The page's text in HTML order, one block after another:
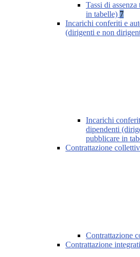
Tassi di
in tabelle) 7
Incarichi conferiti e
(dirigenti e non
Incarichi
dipendenti
pubblicare in
Contrattazione
Contrattazione
Contrattazione